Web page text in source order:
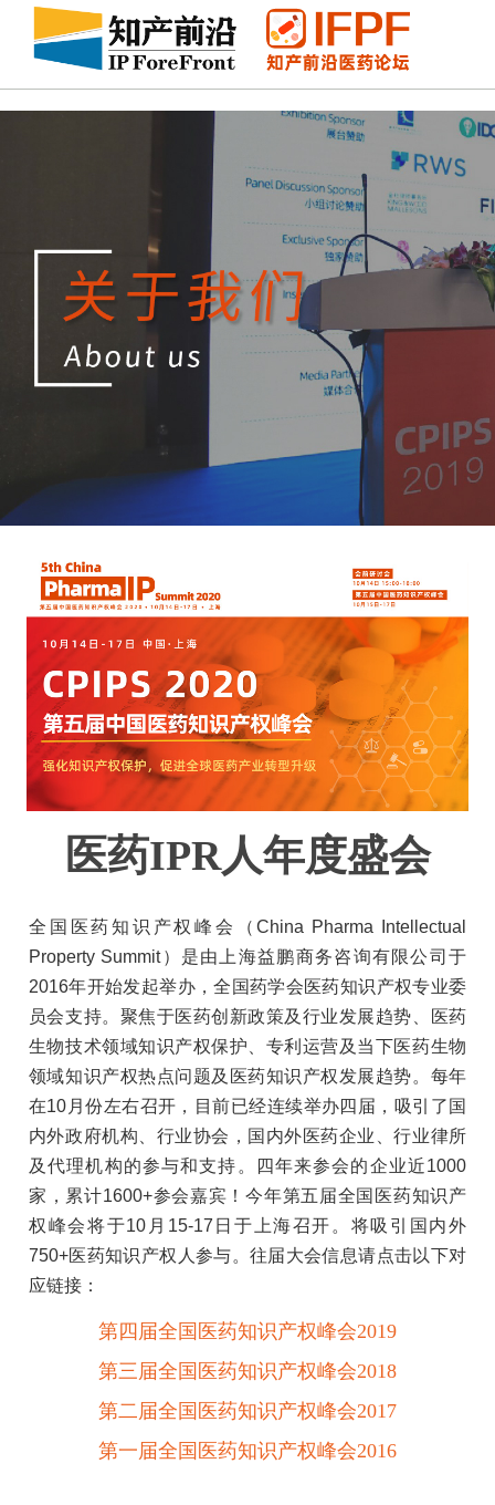
医药IPR人年度盛会
全国医药知识产权峰会（China Pharma Intellectual
Property Summit）是由上海益鹏商务咨询有限公司于
2016年开始发起举办，全国药学会医药知识产权专业委
员会支持。聚焦于医药创新政策及行业发展趋势、医药
生物技术领域知识产权保护、专利运营及当下医药生物
领域知识产权热点问题及医药知识产权发展趋势。每年
在10月份左右召开，目前已经连续举办四届，吸引了国
内外政府机构、行业协会，国内外医药企业、行业律所
及代理机构的参与和支持。四年来参会的企业近1000
家，累计1600+参会嘉宾！今年第五届全国医药知识产
权峰会将于10月15-17日于上海召开。将吸引国内外
750+医药知识产权人参与。往届大会信息请点击以下对
应链接：
第四届全国医药知识产权峰会2019
第三届全国医药知识产权峰会2018
第二届全国医药知识产权峰会2017
第一届全国医药知识产权峰会2016